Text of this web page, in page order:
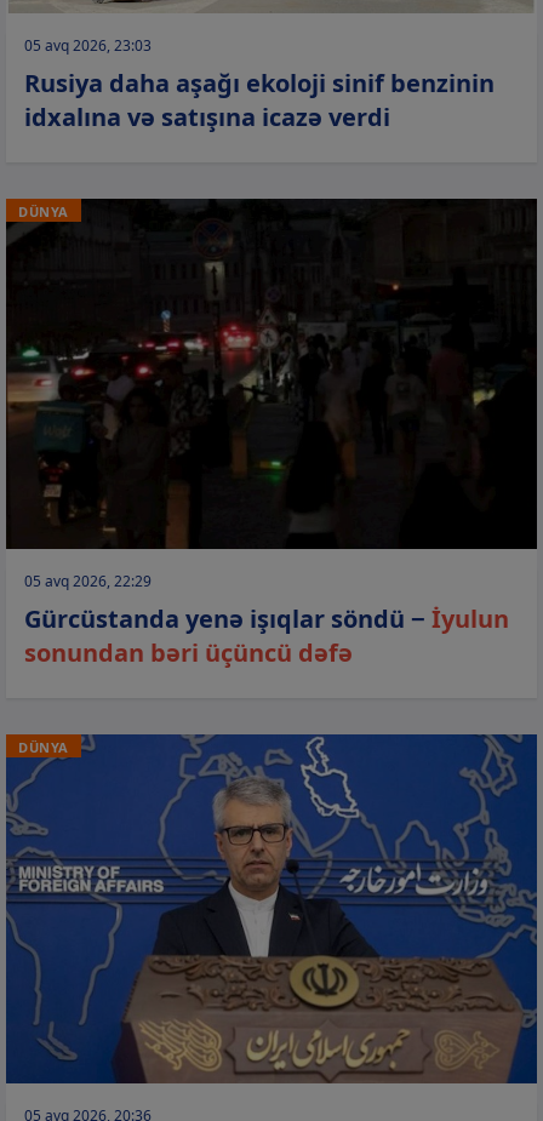
05 avq 2026, 23:03
Rusiya daha aşağı ekoloji sinif benzinin
idxalına və satışına icazə verdi
DÜNYA
05 avq 2026, 22:29
Gürcüstanda yenə işıqlar söndü − İyulun
sonundan bəri üçüncü dəfə
DÜNYA
05 avq 2026, 20:36